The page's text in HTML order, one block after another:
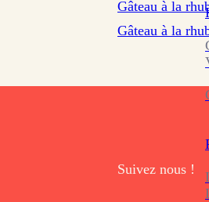
Gâteau à la
Gâteau à la
Suivez nous !